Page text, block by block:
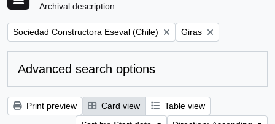
Archival description
Remove filter:
Sociedad Constructora Eseval (Chile) Remove filter:
Giras
Advanced search options
Print preview Card view
Table view